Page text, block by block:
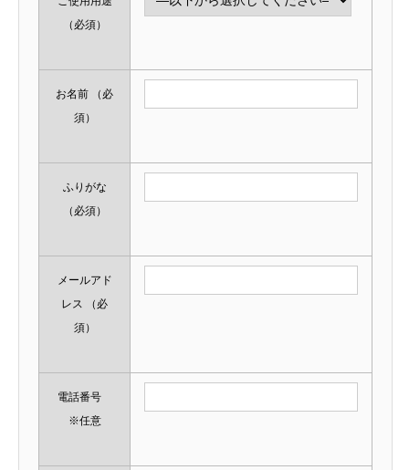
（必須）
お名前
（必
須）
ふりがな
（必須）
メールアド
レス
（必
須）
電話番号
※任意